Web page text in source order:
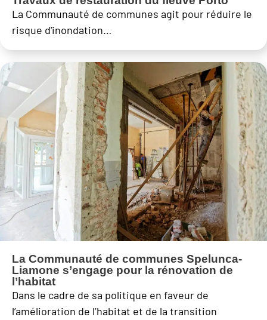
La Communauté de communes agit pour réduire le
risque d'inondation…
La Communauté de communes Spelunca-
Liamone s’engage pour la rénovation de
l’habitat
Dans le cadre de sa politique en faveur de
l’amélioration de l’habitat et de la transition